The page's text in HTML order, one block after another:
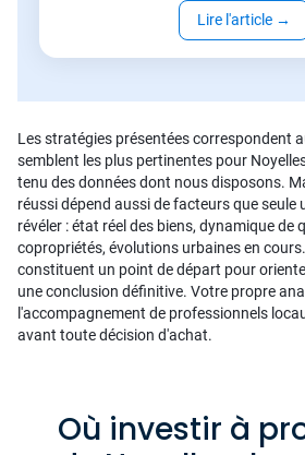
Lire l'article →
Les stratégies présentées correspondent
semblent les plus pertinentes pour
tenu des données dont nous disposons.
réussi dépend aussi de facteurs que seule
révéler : état réel des biens, dynamique de
copropriétés, évolutions urbaines en
constituent un point de départ pour
une conclusion définitive. Votre propre
l'accompagnement de professionnels
avant toute décision d'achat.
Où investir à